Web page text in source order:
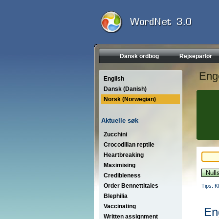
Dansk ordbog Rejseparlør
English
Dansk (Danish)
Norsk (Norwegian)
Aktuelle søk
Zucchini
Crocodilian reptile
Heartbreaking
Maximising
Credibleness
Order Bennettitales
Blephilia
Vaccinating
Written assignment
Tips: